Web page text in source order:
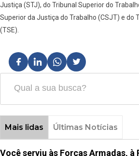
Justiça (STJ), do Tribunal Superior do
Superior da Justiça do Trabalho (CSJT) e do
(TSE).
Mais lidas Últimas Notícias
Você serviu às Forças Armadas,